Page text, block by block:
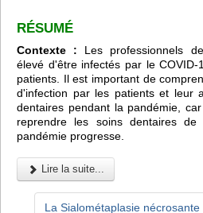
RÉSUMÉ
Contexte : Les professionnels
élevé d'être infectés par le
patients. Il est important de
d'infection par les patients et leur
dentaires pendant la pandémie,
reprendre les soins dentaires
pandémie progresse.
Lire la suite...
La Sialométaplasie nécrosante